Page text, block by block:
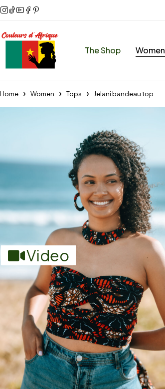
The Shop Women
Home Women Tops Jelani bandeau top
Video